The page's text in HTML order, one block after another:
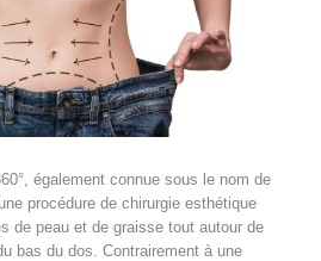
également connue sous le nom de
procédure de chirurgie esthétique
de peau et de graisse tout autour de
bas du dos. Contrairement à une